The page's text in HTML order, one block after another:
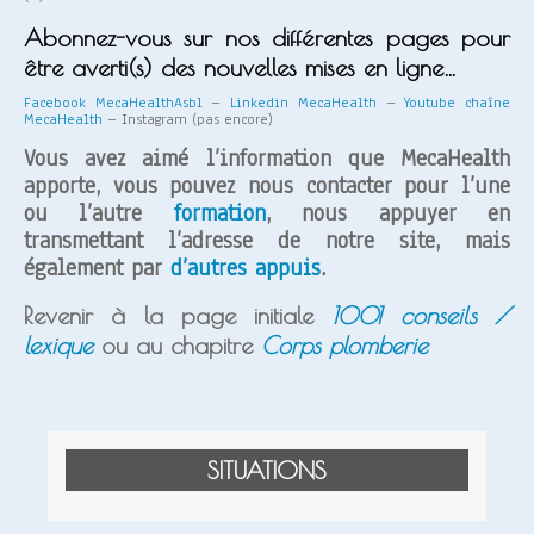
Abonnez-vous sur nos différentes pages pour
être averti(s) des nouvelles mises en ligne…
Facebook MecaHealthAsbl– Linkedin MecaHealth –Youtube chaîne
MecaHealth – Instagram (pas encore)
Vous avez aimé l’information que MecaHealth
apporte, vous pouvez nous contacter pour l’une
ou l’autre formation, nous appuyer en
transmettant l’adresse de notre site, mais
également par d’autres appuis.
Revenir à la page initiale
1001 conseils /
lexiqueou au chapitre Corps plomberie
SITUATIONS